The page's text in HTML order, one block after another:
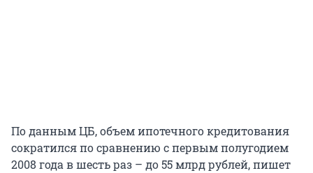
По данным ЦБ, объем ипотечного кредитования
сократился по сравнению с первым полугодием
2008 года в шесть раз – до 55 млрд рублей, пишет